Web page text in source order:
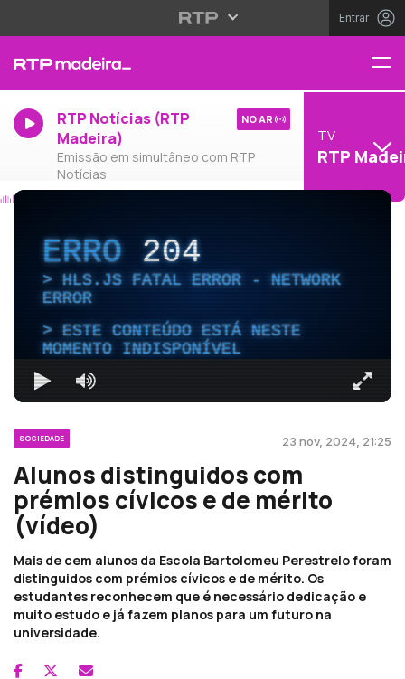
Entrar
RTP Notícias (RTP
Madeira)
Emissão em simultâneo com RTP
Notícias
NO AR
TV
RTP
ERRO204
HLS.JS FATAL ERROR - NETWORK
ERROR
ESTE CONTEÚDO ESTÁ NESTE
MOMENTO INDISPONÍVEL
SOCIEDADE 23 nov, 2024, 21:25
Alunos distinguidos com
prémios cívicos e de mérito
(vídeo)
Mais de cem alunos da Escola Bartolomeu Perestrelo foram
distinguidos com prémios cívicos e de mérito. Os
estudantes reconhecem que é necessário dedicação e
muito estudo e já fazem planos para um futuro na
universidade.